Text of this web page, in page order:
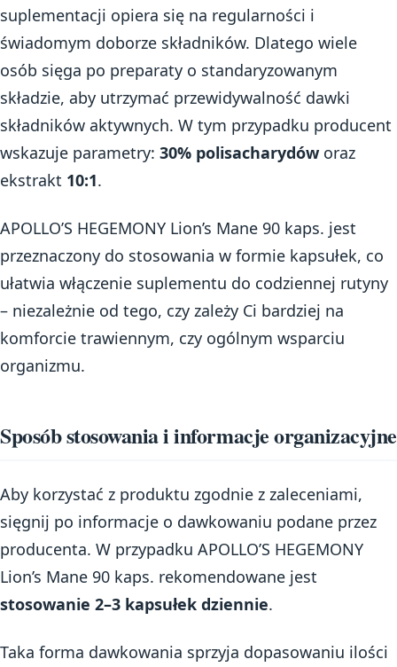
suplementacji opiera się na regularności i
świadomym doborze składników. Dlatego wiele
osób sięga po preparaty o standaryzowanym
składzie, aby utrzymać przewidywalność dawki
składników aktywnych. W tym przypadku producent
wskazuje parametry: 30% polisacharydów oraz
ekstrakt 10:1.
APOLLO’S HEGEMONY Lion’s Mane 90 kaps. jest
przeznaczony do stosowania w formie kapsułek, co
ułatwia włączenie suplementu do codziennej rutyny
– niezależnie od tego, czy zależy Ci bardziej na
komforcie trawiennym, czy ogólnym wsparciu
organizmu.
Sposób stosowania i informacje organizacyjne
Aby korzystać z produktu zgodnie z zaleceniami,
sięgnij po informacje o dawkowaniu podane przez
producenta. W przypadku APOLLO’S HEGEMONY
Lion’s Mane 90 kaps. rekomendowane jest
stosowanie 2–3 kapsułek dziennie.
Taka forma dawkowania sprzyja dopasowaniu ilości